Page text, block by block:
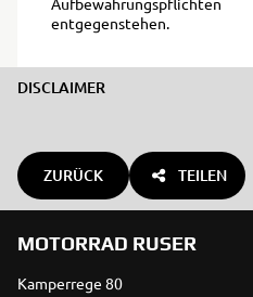
entgegenstehen.
DISCLAIMER
ZURÜCK TEILEN
MOTORRAD RUSER
Kamperrege 80